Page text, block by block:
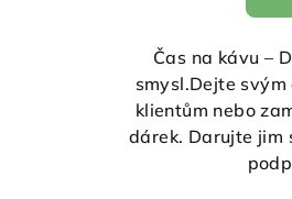
Čas na kávu –
smysl.Dejte
klientům nebo
dárek. Darujte jim